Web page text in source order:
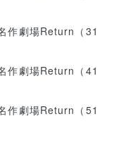
作劇場Return（31
作劇場Return（41
作劇場Return（51